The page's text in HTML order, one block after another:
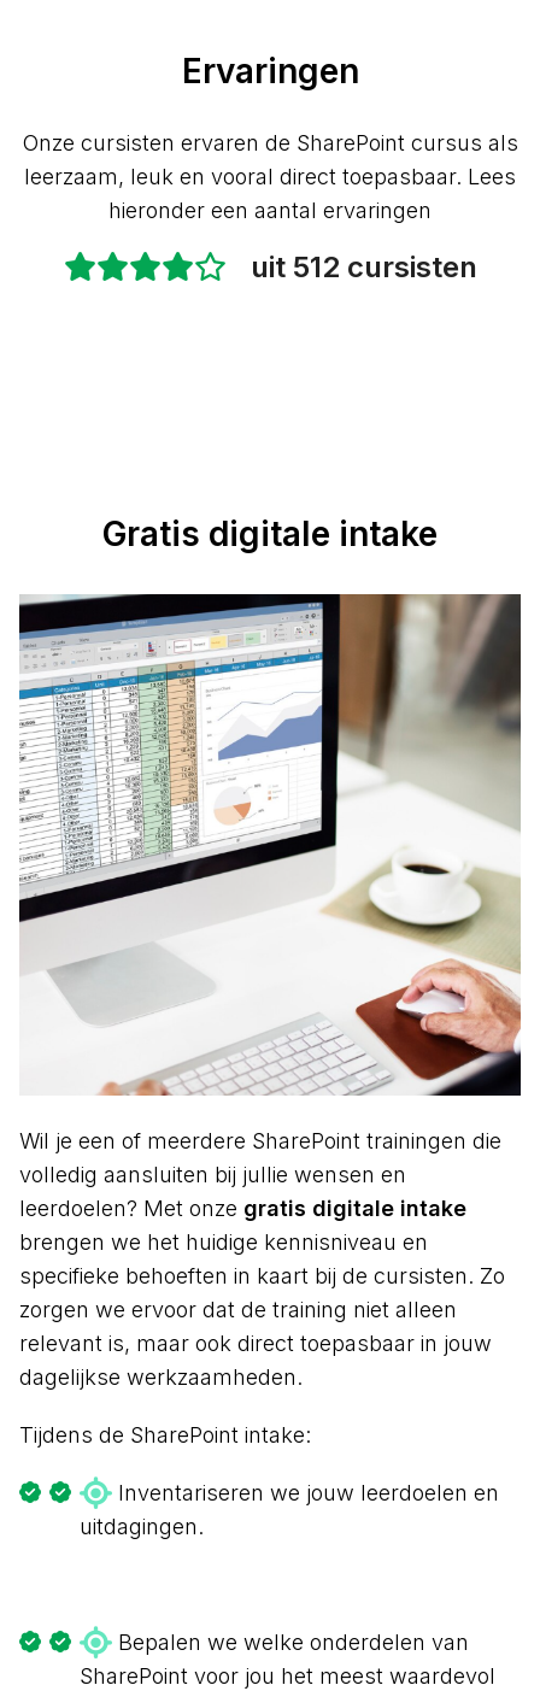
Ervaringen
Onze cursisten ervaren de SharePoint cursus als
leerzaam, leuk en vooral direct toepasbaar. Lees
hieronder een aantal ervaringen
uit 512 cursisten
Gratis digitale intake
Wil je een of meerdere SharePoint trainingen die
volledig aansluiten bij jullie wensen en
leerdoelen? Met onze gratis digitale intake
brengen we het huidige kennisniveau en
specifieke behoeften in kaart bij de cursisten. Zo
zorgen we ervoor dat de training niet alleen
relevant is, maar ook direct toepasbaar in jouw
dagelijkse werkzaamheden.
Tijdens de SharePoint intake:
Inventariseren we jouw leerdoelen en
uitdagingen.
Bepalen we welke onderdelen van
SharePoint voor jou het meest waardevol